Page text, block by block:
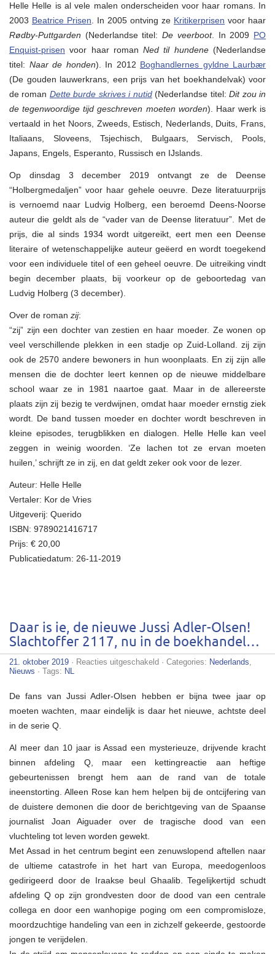
Helle Helle is al vele malen onderscheiden voor haar romans. In
2003 Beatrice Prisen . In 2005 ontving ze Kritikerprisen voor haar
Rødby-Puttgarden (Nederlandse titel:De veerboot. In 2009 PO
Enquist-prisen voor haar romanNed til hundene(Nederlandse
titel: Naar de honden). In 2012 Boghandlernes gyldne Laurbær
(De gouden lauwerkrans, een prijs van het boekhandelvak) voor
de roman Dette burde skrives i nutid (Nederlandse titel:Dit zou in
de tegenwoordige tijd geschreven moeten worden). Haar werk is
vertaald in het Noors, Zweeds, Estisch, Nederlands, Duits, Frans,
Italiaans, Sloveens, Tsjechisch, Bulgaars, Servisch, Pools,
Japans, Engels, Esperanto, Russisch en IJslands.
Op dinsdag 3 december 2019 ontvangt ze de Deense
“Holbergmedaljen” voor haar gehele oeuvre. Deze literatuurprijs
is vernoemd naar Ludvig Holberg, een beroemd Deens-Noorse
auteur die geldt als de “vader van de Deense literatuur”. Met de
prijs, die al sinds 1934 wordt uitgereikt, eert men een Deense
literaire of wetenschappelijke auteur geëerd en wordt toegekend
voor een individuele titel of een geheel oeuvre. De uitreiking vindt
begin december plaats, bij voorkeur op de geboortedag van
Ludvig Holberg (3 december).
Over de roman zij:
“zij” zijn een dochter van zestien en haar moeder. Ze wonen op
veel verschillende plekken in een stadje op Zuid-Lolland. zij zijn
ook de 2570 andere bewoners in hun woonplaats. En zij zijn alle
mensen die de dochter leert kennen op de nieuwe middelbare
school waar ze in 1981 naartoe gaat. Maar in de allereerste
plaats zijn zij bezig te verdwijnen, omdat haar moeder ernstig ziek
wordt. De band tussen moeder en dochter wordt beschreven in
kleine episodes, terugblikken en dialogen. Helle Helle kan veel
zeggen in weinig woorden. ‘Ze lachen tot ze ervan moeten
huilen,’ schrijft ze in zij, en dat geldt zeker ook voor de lezer.
Auteur: Helle Helle
Vertaler: Kor de Vries
Uitgeverij: Querido
ISBN: 9789021416717
Prijs: € 20,00
Publicatiedatum: 26-11-2019
Daar is ie, de nieuwe Jussi Adler-Olsen!
Slachtoffer 2117, nu in de boekhandel…
21. oktober 2019 · Reacties uitgeschakeldvoor
de
nieuwe
Jussi
Slachtoffer
2117,
nu
in
de
boekhandel…
· Categories: Nederlands,
Nieuws · Tags: NL
De fans van Jussi Adler-Olsen hebben er bijna twee jaar op
moeten wachten, maar eindelijk is daar het nieuwe, achtste deel
in de serie Q.
Al meer dan 10 jaar is Assad een mysterieuze, drijvende kracht
binnen afdeling Q, maar een kettingreactie aan heftige
gebeurtenissen brengt hem aan de rand van de totale
ineenstorting. Alleen Rose kan hem helpen bij de ontcijfering van
de duistere demonen die door de berichtgeving van de Spaanse
journalist Joan Aiguader over de tragische dood van een
vluchteling tot leven worden gewekt.
Met Assad in het centrum begint een zenuwslopend aftellen naar
de ultieme catastrofe in het hart van Europa, meedogenloos
gedirigeerd door de Iraakse beul Ghaalib. Tegelijkertijd schudt
afdeling Q op zijn grondvesten door de dood van een centrale
collega en door een wanhopige poging om een compromisloze,
moordzuchtige handeling van een in zichzelf gekeerde, gestoorde
jongen te verijdelen.